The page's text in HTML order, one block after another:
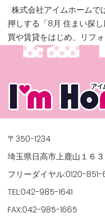
株式会社アイムホームで
押しする「8月 住まい探
買や賃貸をはじめ、リフ
不動産に関するあらゆる
〒350-1234
埼玉県日高市上鹿山１６３
フリーダイヤル:0120-
TEL:042-985-1641
FAX:042-985-1665